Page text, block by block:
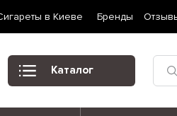
в Киеве Бренды
Каталог